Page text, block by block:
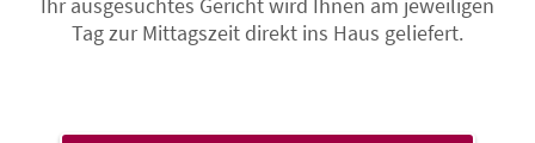
Ihr ausgesuchtes Gericht wird Ihnen am jeweiligen
Tag zur Mittagszeit direkt ins Haus geliefert.